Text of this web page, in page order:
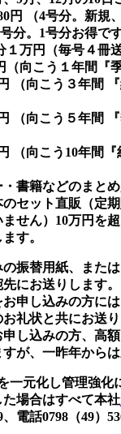
円 （4号分。新規
号分。1号分お得で
１万円（毎号４
（向こう１年間
（向こう３年間
（向こう５年間
（向こう10年間
・書籍などのまと
のセット直販（定
ません）10万円
す。
の振替用紙、また
にお送りします。
お申し込みの方
礼状と共にお送
し込みの方、高
が、一昨年から
一元化し管理強化
場合はすべて本社
電話0798（49）